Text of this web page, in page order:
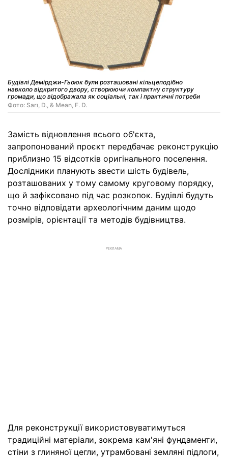
Будівлі Демірджи-Гьоюк були розташовані кільцеподібно
навколо відкритого двору, створюючи компактну структуру
громади, що відображала як соціальні, так і практичні потреби
Фото: Sarı, D., & Mean, F. D.
Замість відновлення всього об'єкта,
запропонований проєкт передбачає реконструкцію
приблизно 15 відсотків оригінального поселення.
Дослідники планують звести шість будівель,
розташованих у тому самому круговому порядку,
що й зафіксовано під час розкопок. Будівлі будуть
точно відповідати археологічним даним щодо
розмірів, орієнтації та методів будівництва.
РЕКЛАМА
Для реконструкції використовуватимуться
традиційні матеріали, зокрема кам'яні фундаменти,
стіни з глиняної цегли, утрамбовані земляні підлоги,